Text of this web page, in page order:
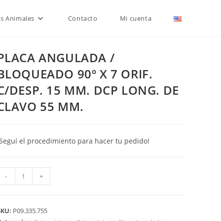
Animales Contacto Mi cuenta
ANGULADA /
90º X 7 ORIF.
DESP. 15 MM. DCP LONG. DE
55 MM.
el procedimiento para hacer tu pedido!
- +
P09.335.755